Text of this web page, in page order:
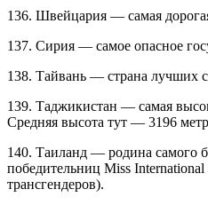
136. Швейцария — самая
137. Сирия — самое опасное
138. Тайвань — страна лучших
139. Таджикистан — самая
Средняя высота тут — 3196
140. Таиланд — родина самого
победительниц Miss
трансгендеров).